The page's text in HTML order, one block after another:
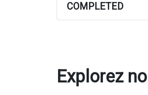
COMPLETED
Explorez